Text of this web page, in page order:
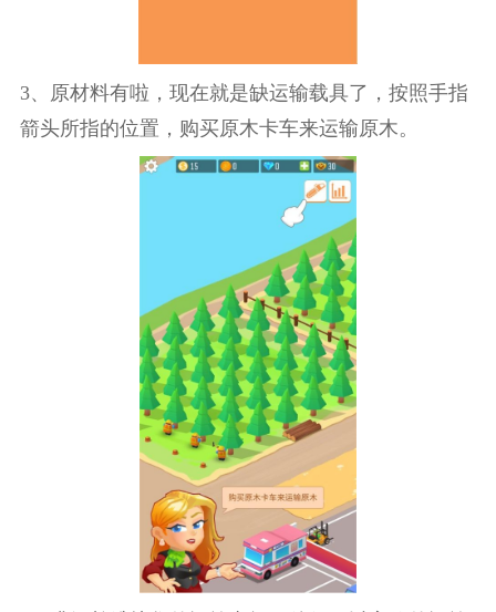
3、原材料有啦，现在就是缺运输载具了，按照手指
箭头所指的位置，购买原木卡车来运输原木。